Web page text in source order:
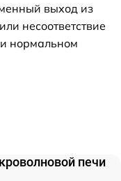
выход из
несоответствие
нормальном
печи